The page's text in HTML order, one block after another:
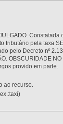
pela taxa
pelo Decreto nº
OBSCURIDADE
provido em parte.
ao recurso.